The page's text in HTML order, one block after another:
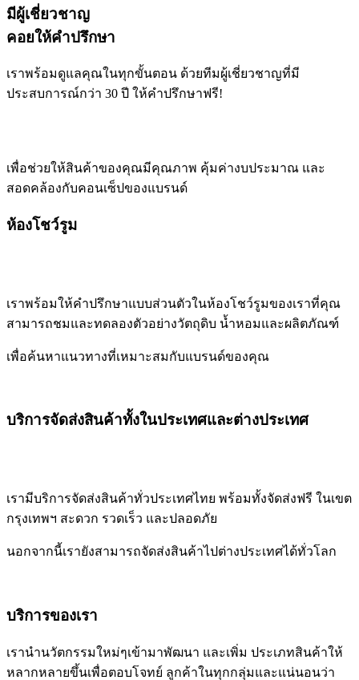
มีผู้เชี่ยวชาญ
คอยให้คำปรึกษา
เราพร้อมดูแลคุณในทุกขั้นตอน ด้วยทีมผู้เชี่ยวชาญที่มี
ประสบการณ์กว่า 30 ปี ให้คำปรึกษาฟรี!
เพื่อช่วยให้สินค้าของคุณมีคุณภาพ คุ้มค่างบประมาณ และ
สอดคล้องกับคอนเซ็ปของแบรนด์
ห้องโชว์รูม
เราพร้อมให้คำปรึกษาแบบส่วนตัวในห้องโชว์รูมของเราที่คุณ
สามารถชมและทดลองตัวอย่างวัตถุดิบ น้ำหอมและผลิตภัณฑ์
เพื่อค้นหาแนวทางที่เหมาะสมกับแบรนด์ของคุณ
บริการจัดส่งสินค้าทั้งในประเทศและต่างประเทศ
เรามีบริการจัดส่งสินค้าทั่วประเทศไทย พร้อมทั้งจัดส่งฟรี ในเขต
กรุงเทพฯ สะดวก รวดเร็ว และปลอดภัย
นอกจากนี้เรายังสามารถจัดส่งสินค้าไปต่างประเทศได้ทั่วโลก
บริการของเรา
เรานำนวัตกรรมใหม่ๆเข้ามาพัฒนา และเพิ่ม ประเภทสินค้าให้
หลากหลายขึ้นเพื่อตอบโจทย์ ลูกค้าในทุกกลุ่มและแน่นอนว่า